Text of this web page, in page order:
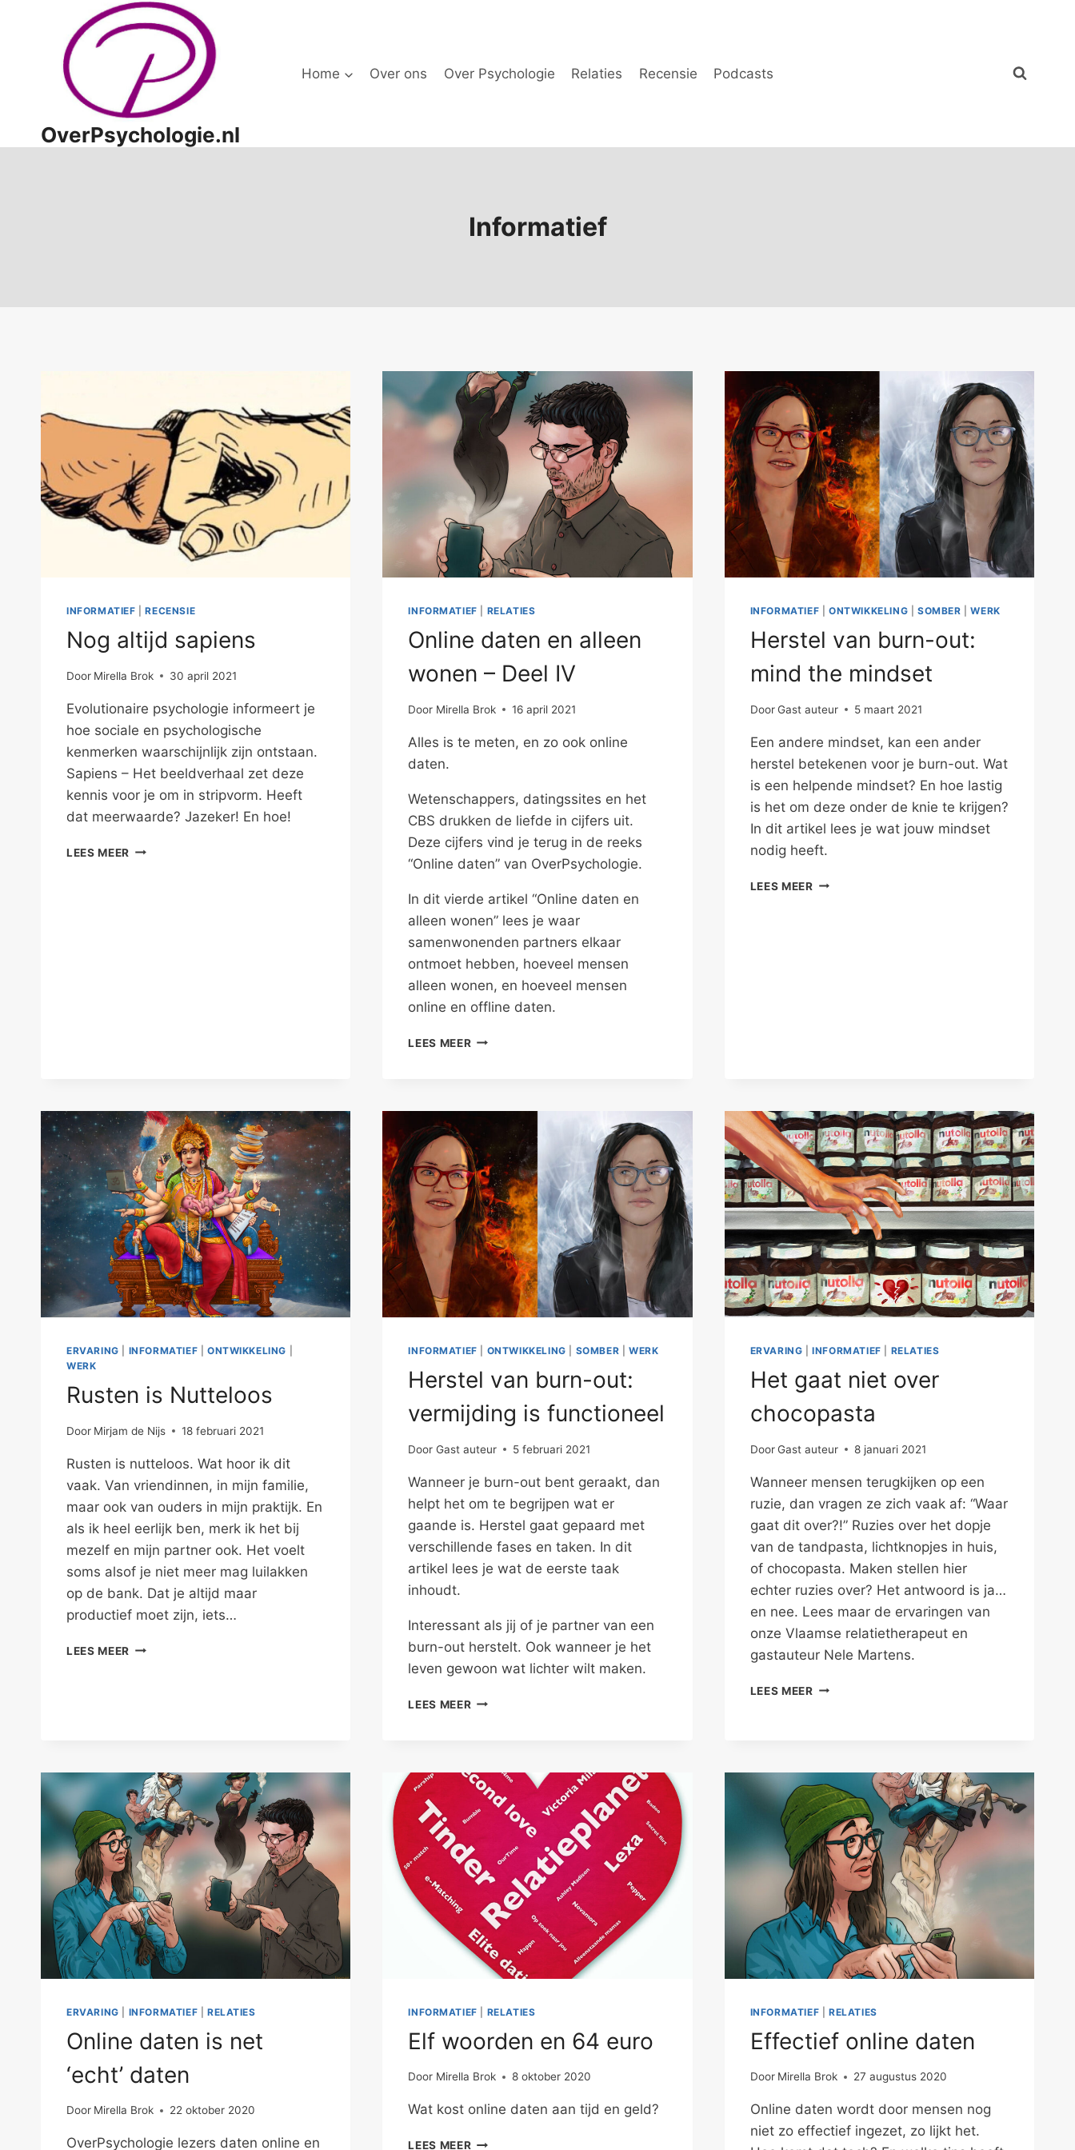
OverPsychologie.nl
Home Over ons Over Psychologie Relaties Recensie Podcasts
Informatief
INFORMATIEF |RECENSIE
Nog altijd sapiens
Door Mirella Brok 30 april 2021
Evolutionaire psychologie informeert je
hoe sociale en psychologische
kenmerken waarschijnlijk zijn ontstaan.
Sapiens – Het beeldverhaal zet deze
kennis voor je om in stripvorm. Heeft
dat meerwaarde? Jazeker! En hoe!
LEES MEER NOG
INFORMATIEF RELATIES
Online daten en alleen
wonen – Deel IV
Door Mirella Brok 16 april 2021
Alles is te meten, en zo ook online
daten.
Wetenschappers, datingssites en het
CBS drukken de liefde in cijfers uit.
Deze cijfers vind je terug in de reeks
“Online daten” van OverPsychologie.
In dit vierde artikel “Online daten en
alleen wonen” lees je waar
samenwonenden partners elkaar
ontmoet hebben, hoeveel mensen
alleen wonen, en hoeveel mensen
online en offline daten.
LEES MEERONLINE
IV
INFORMATIEF ONTWIKKELING SOMBER |WERK
Herstel van burn-out:
mind the mindset
Door Gast auteur 5 maart 2021
Een andere mindset, kan een ander
herstel betekenen voor je burn-out. Wat
is een helpende mindset? En hoe lastig
is het om deze onder de knie te krijgen?
In dit artikel lees je wat jouw mindset
nodig heeft.
LEES MEERHERSTEL
ERVARING INFORMATIEF ONTWIKKELING
WERK
Rusten is Nutteloos
Door Mirjam de Nijs 18 februari 2021
Rusten is nutteloos. Wat hoor ik dit
vaak. Van vriendinnen, in mijn familie,
maar ook van ouders in mijn praktijk. En
als ik heel eerlijk ben, merk ik het bij
mezelf en mijn partner ook. Het voelt
soms alsof je niet meer mag luilakken
op de bank. Dat je altijd maar
productief moet zijn, iets…
LEES MEER RUSTEN
INFORMATIEF ONTWIKKELING SOMBER WERK
Herstel van burn-out:
vermijding is functioneel
Door Gast auteur 5 februari 2021
Wanneer je burn-out bent geraakt, dan
helpt het om te begrijpen wat er
gaande is. Herstel gaat gepaard met
verschillende fases en taken. In dit
artikel lees je wat de eerste taak
inhoudt.
Interessant als jij of je partner van een
burn-out herstelt. Ook wanneer je het
leven gewoon wat lichter wilt maken.
LEES MEERHERSTEL
IS
FUNCTIONEEL
ERVARING |INFORMATIEF RELATIES
Het gaat niet over
chocopasta
Door Gast auteur 8 januari 2021
Wanneer mensen terugkijken op een
ruzie, dan vragen ze zich vaak af: “Waar
gaat dit over?!” Ruzies over het dopje
van de tandpasta, lichtknopjes in huis,
of chocopasta. Maken stellen hier
echter ruzies over? Het antwoord is ja…
en nee. Lees maar de ervaringen van
onze Vlaamse relatietherapeut en
gastauteur Nele Martens.
LEES MEERHET
ERVARING INFORMATIEF RELATIES
Online daten is net
‘echt’ daten
Door Mirella Brok 22 oktober 2020
OverPsychologie lezers daten online en
INFORMATIEF RELATIES
Elf woorden en 64 euro
Door Mirella Brok 8 oktober 2020
Wat kost online daten aan tijd en geld?
LEES MEERELF
INFORMATIEF RELATIES
Effectief online daten
Door Mirella Brok 27 augustus 2020
Online daten wordt door mensen nog
niet zo effectief ingezet, zo lijkt het.